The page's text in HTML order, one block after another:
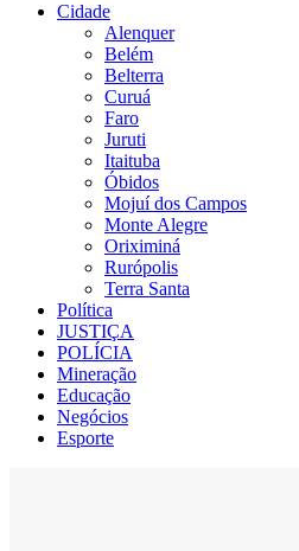
Cidade
Alenquer
Belém
Belterra
Curuá
Faro
Juruti
Itaituba
Óbidos
Mojuí dos Campos
Monte Alegre
Oriximiná
Rurópolis
Terra Santa
Política
JUSTIÇA
POLÍCIA
Mineração
Educação
Negócios
Esporte